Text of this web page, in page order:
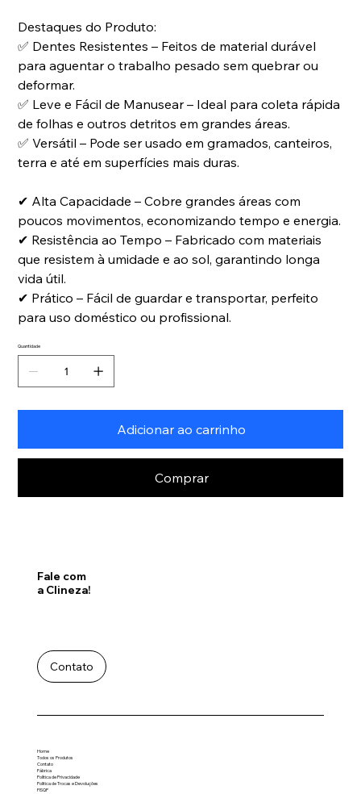
Destaques do Produto:
✅ Dentes Resistentes – Feitos de material durável
para aguentar o trabalho pesado sem quebrar ou
deformar.
✅ Leve e Fácil de Manusear – Ideal para coleta rápida
de folhas e outros detritos em grandes áreas.
✅ Versátil – Pode ser usado em gramados, canteiros,
terra e até em superfícies mais duras.
✔ Alta Capacidade – Cobre grandes áreas com
poucos movimentos, economizando tempo e energia.
✔ Resistência ao Tempo – Fabricado com materiais
que resistem à umidade e ao sol, garantindo longa
vida útil.
✔ Prático – Fácil de guardar e transportar, perfeito
para uso doméstico ou profissional.
Quantidade
Adicionar ao carrinho
Comprar
Fale com
a Clineza!
Contato
Home
Todos os Produtos
Contato
Fábrica
Política de Privacidade
Politica de Trocas e Devoluções
FISQP